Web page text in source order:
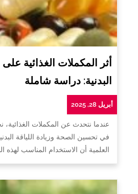
أثر المكملات الغذائية
البدنية: دراسة شاملة
أبريل 28, 2025
عندما نتحدث عن المكملات الغذائية،
في تحسين الصحة وزيادة اللياقة
العلمية أن الاستخدام المناسب لهذه